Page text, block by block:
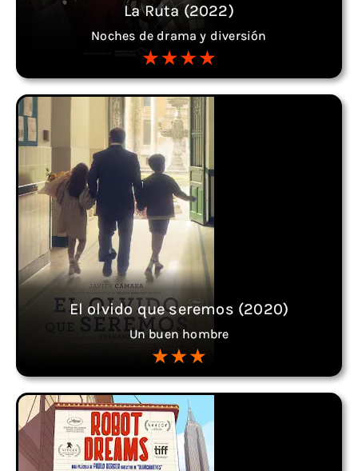
La Ruta (2022)
Noches de drama y diversión
El olvido que seremos (2020)
Un buen hombre